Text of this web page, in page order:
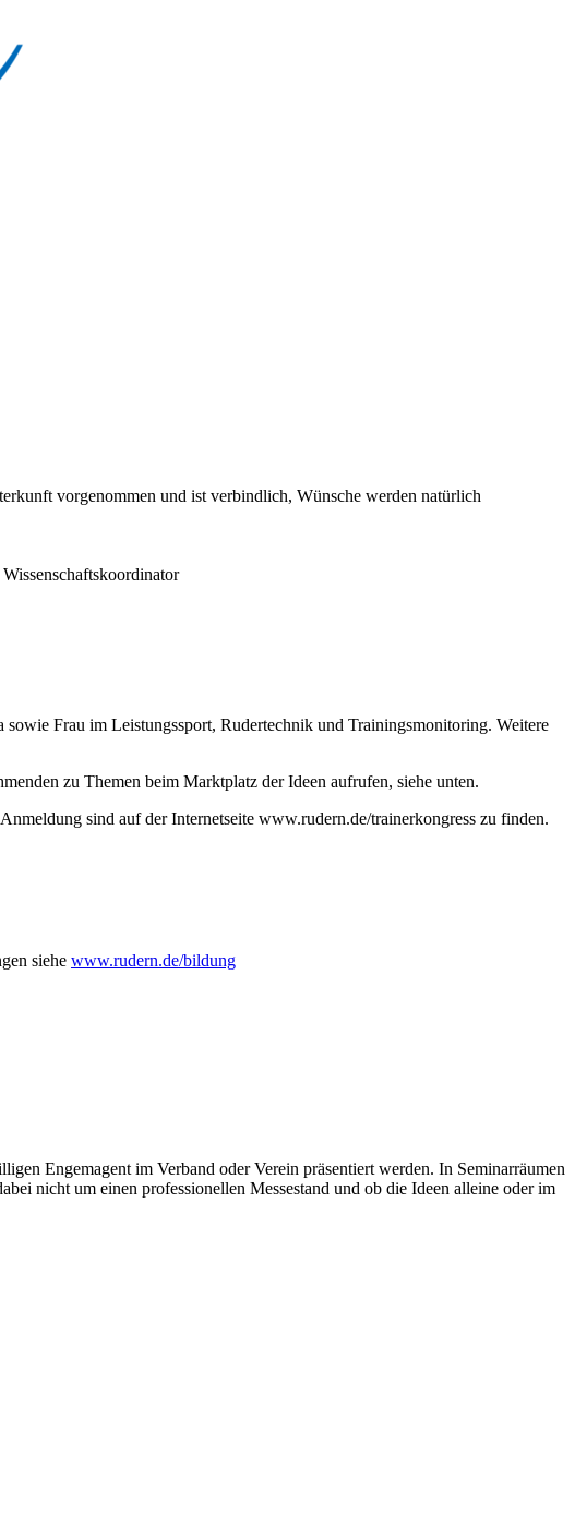
vorgenommen und ist verbindlich, Wünsche werden natürlich
Frau im Leistungssport, Rudertechnik und Trainingsmonitoring. Weitere
zu Themen beim Marktplatz der Ideen aufrufen, siehe unten.
sind auf der Internetseite www.rudern.de/trainerkongress zu finden.
siehe www.rudern.de/bildung
Engemagent im Verband oder Verein präsentiert werden. In Seminarräumen
nicht um einen professionellen Messestand und ob die Ideen alleine oder im